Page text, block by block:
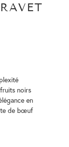
noirs
en
de bœuf